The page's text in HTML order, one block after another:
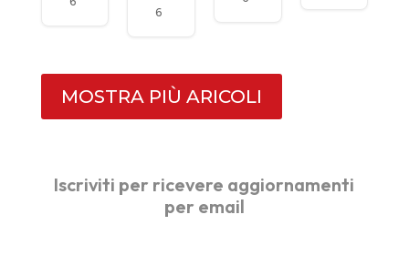
prim
A
dem
y
6
MOSTRA PIÙ ARICOLI
Iscriviti per ricevere aggiornamenti
per email